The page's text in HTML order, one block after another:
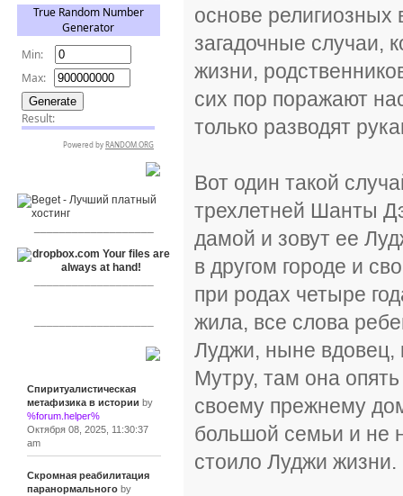
Спиритуалистическая
метафизика в истории by
%forum.helper%
Октября 08, 2025, 11:30:37
am
Скромная реабилитация
паранормальногоby
основе религиозных
загадочные случаи,
жизни,
сих пор поражают
только разводят
Вот один такой
трехлетней Шанты
дамой и зовут ее
в другом городе и
при родах четыре
жила, все слова
Луджи, ныне вдовец,
Мутру, там она
своему прежнему
большой семьи и не
стоило Луджи жизни.